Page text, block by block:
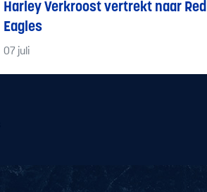
Harley Verkroost vertrekt naar Red
Eagles
07 juli